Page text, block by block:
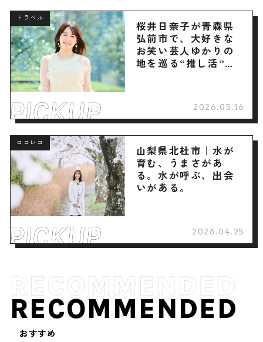
トラベル
桜井日奈子が青森県
弘前市で、大好きな
お笑い芸人ゆかりの
地を巡る“推し活”旅
2026.05.16
ロコレコ
山梨県北杜市｜水が
育む、うまさがあ
る。水が呼ぶ、出会
いがある。
2026.04.25
RECOMMENDED
おすすめ